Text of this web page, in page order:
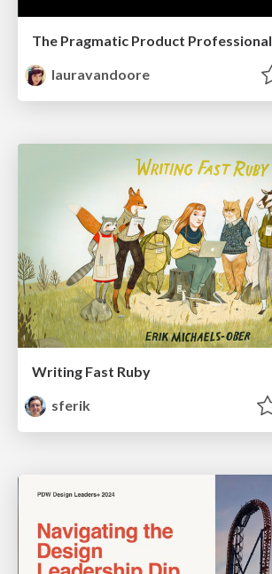
The Pragmatic Product Professional
lauravandoore
Writing Fast Ruby
sferik